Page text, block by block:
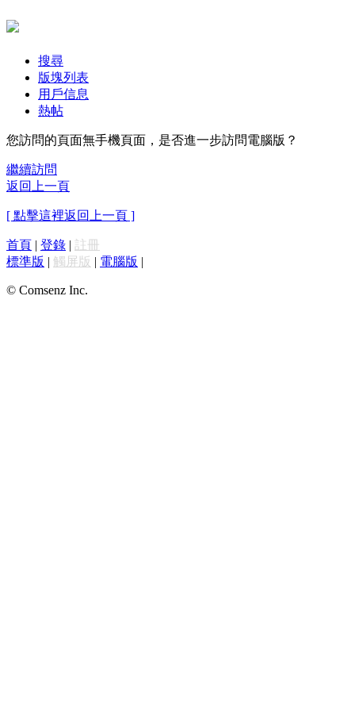
搜尋
版塊列表
用戶信息
熱帖
您訪問的頁面無手機頁面，是否進一步訪問電腦版？
繼續訪問
返回上一頁
[ 點擊這裡返回上一頁 ]
首頁 | 登錄 | 註冊
標準版 | 觸屏版 | 電腦版 |
© Comsenz Inc.